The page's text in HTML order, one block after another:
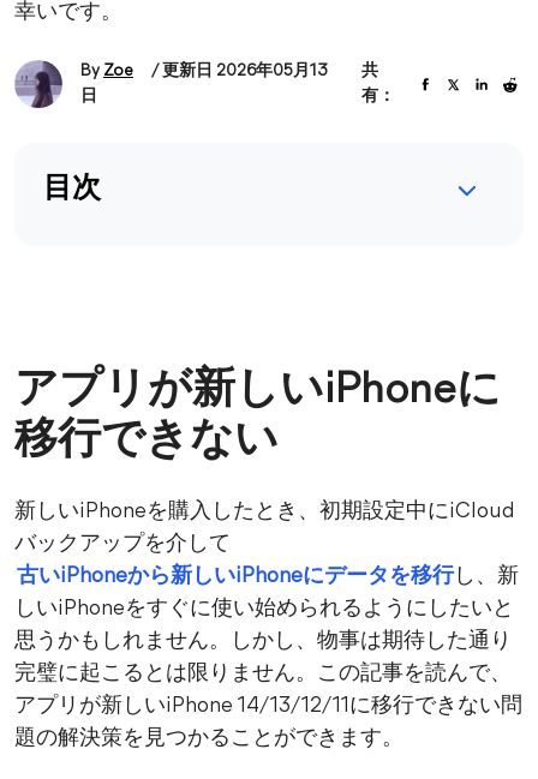
幸いです。
By Zoe
/ 更新日 2026年05月13
日
共
有：
目次
アプリが新しいiPhoneに
移行できない
新しいiPhoneを購入したとき、初期設定中にiCloud
バックアップを介して
古いiPhoneから新しいiPhoneにデータを移行し、新
しいiPhoneをすぐに使い始められるようにしたいと
思うかもしれません。しかし、物事は期待した通り
完璧に起こるとは限りません。この記事を読んで、
アプリが新しいiPhone 14/13/12/11に移行できない問
題の解決策を見つかることができます。